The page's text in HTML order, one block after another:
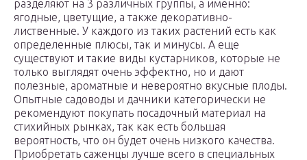
разделяют на 3 различных группы, а именно:
ягодные, цветущие, а также декоративно-
лиственные. У каждого из таких растений есть как
определенные плюсы, так и минусы. А еще
существуют и такие виды кустарников, которые не
только выглядят очень эффектно, но и дают
полезные, ароматные и невероятно вкусные плоды.
Опытные садоводы и дачники категорически не
рекомендуют покупать посадочный материал на
стихийных рынках, так как есть большая
вероятность, что он будет очень низкого качества.
Приобретать саженцы лучше всего в специальных